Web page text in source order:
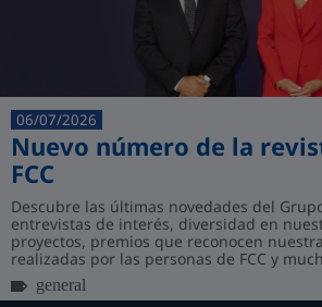
06/07/2026
Nuevo número de la
FCC
Descubre las últimas novedades del
entrevistas de interés, diversidad en
proyectos, premios que reconocen
realizadas por las personas de FCC y
general